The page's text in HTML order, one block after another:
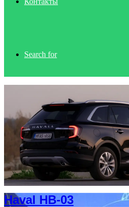
Search for
Haval HB-03